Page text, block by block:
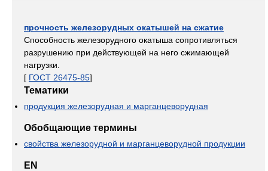
прочность железорудных окатышей на сжатие
Способность железорудного окатыша сопротивляться
разрушению при действующей на него сжимающей
нагрузки.
[ ГОСТ 26475-85]
Тематики
продукция железорудная и марганцеворудная
Обобщающие термины
свойства железорудной и марганцеворудной продукции
EN